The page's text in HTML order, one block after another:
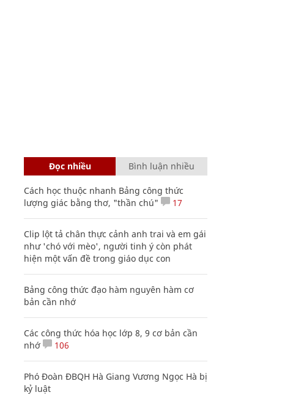
Đọc nhiều Bình luận nhiều
Cách học thuộc nhanh Bảng công thức
lượng giác bằng thơ, "thần chú"
17
Clip lột tả chân thực cảnh anh trai và em gái
như 'chó với mèo', người tinh ý còn phát
hiện một vấn đề trong giáo dục con
Bảng công thức đạo hàm nguyên hàm cơ
bản cần nhớ
Các công thức hóa học lớp 8, 9 cơ bản cần
nhớ
106
Phó Đoàn ĐBQH Hà Giang Vương Ngọc Hà bị
kỷ luật